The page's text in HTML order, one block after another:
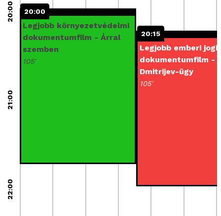
20:00
21:00
22:00
20:15
A Dmitrijev-ügy
Hollandia / 95'
20:00
Árral szemben
India, Franciaország / 97'
20:00
Legjobb környezetvédelmi
dokumentumfilm - Árral
szemben
105'
20:15
Legjobb emberi jogi
dokumentumfilm -
Dmitrijev-ügy
105'